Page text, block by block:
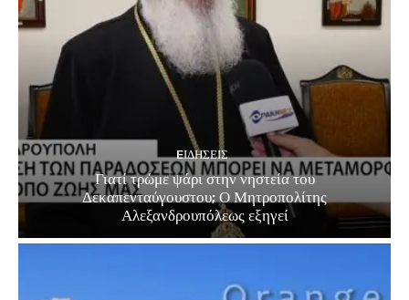
EΙΔΗΣΕΙΣ
Γιατί τρώμε ψάρι στην νηστεία του
Δεκαπενταύγουστου; Ο Μητροπολίτης
Αλεξανδρουπόλεως εξηγεί